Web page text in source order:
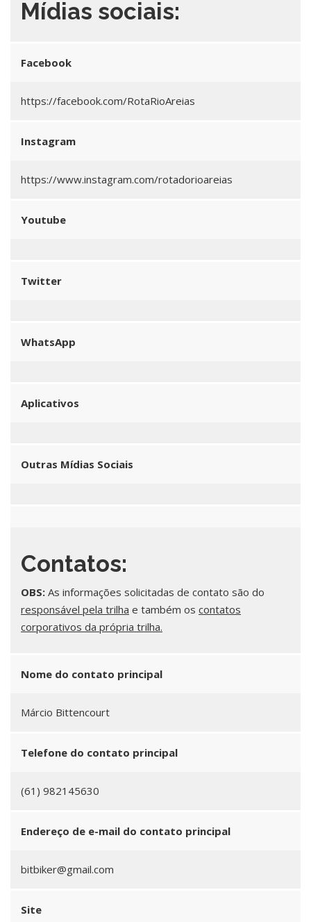
Mídias sociais:
Facebook
https://facebook.com/RotaRioAreias
Instagram
https://www.instagram.com/rotadorioareias
Youtube
Twitter
WhatsApp
Aplicativos
Outras Mídias Sociais
Contatos:
OBS: As informações solicitadas de contato são do
responsável pela trilha e também os contatos
corporativos da própria trilha.
Nome do contato principal
Márcio Bittencourt
Telefone do contato principal
(61) 982145630
Endereço de e-mail do contato principal
bitbiker@gmail.com
Site